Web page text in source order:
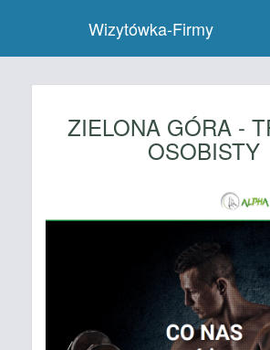
Wizytówka-Firmy
ZIELONA GÓRA -
OSOBISTY